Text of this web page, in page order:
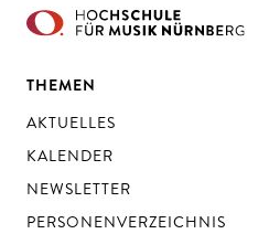
THEMEN
AKTUELLES
KALENDER
NEWSLETTER
PERSONENVERZEICHNIS